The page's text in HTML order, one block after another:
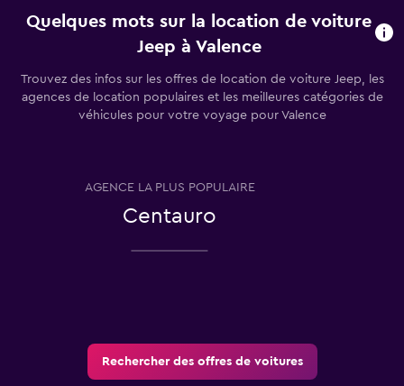
Quelques mots sur la location de voiture
Jeep à Valence
Trouvez des infos sur les offres de location de voiture Jeep, les
agences de location populaires et les meilleures catégories de
véhicules pour votre voyage pour Valence
AGENCE LA PLUS POPULAIRE
Centauro
Rechercher des offres de voitures